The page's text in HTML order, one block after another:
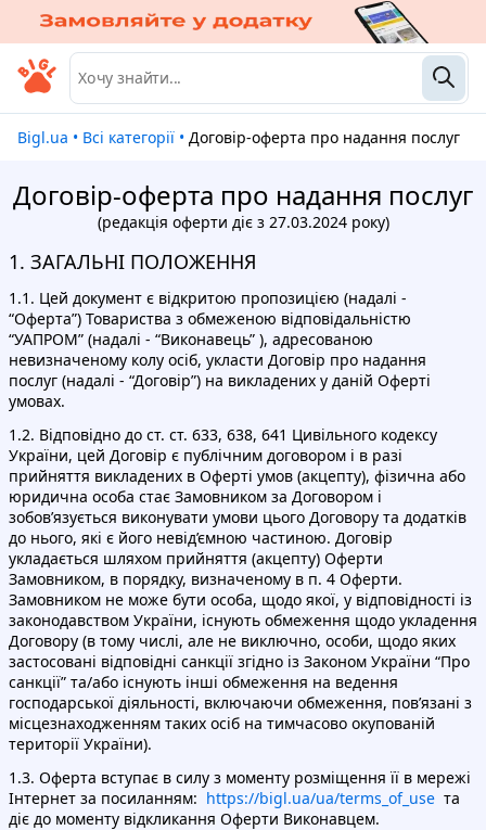
Bigl.ua • Всі категорії • Договір-оферта про надання послуг
Договір-оферта про надання послуг
(редакція оферти діє з 27.03.2024 року)
1. ЗАГАЛЬНІ ПОЛОЖЕННЯ
1.1. Цей документ є відкритою пропозицією (надалі -
“Оферта”) Товариства з обмеженою відповідальністю
“УАПРОМ” (надалі - “Виконавець” ), адресованою
невизначеному колу осіб, укласти Договір про надання
послуг (надалі - “Договір”) на викладених у даній Оферті
умовах.
1.2. Відповідно до ст. ст. 633, 638, 641 Цивільного кодексу
України, цей Договір є публічним договором і в разі
прийняття викладених в Оферті умов (акцепту), фізична або
юридична особа стає Замовником за Договором і
зобов’язується виконувати умови цього Договору та додатків
до нього, які є його невід’ємною частиною. Договір
укладається шляхом прийняття (акцепту) Оферти
Замовником, в порядку, визначеному в п. 4 Оферти.
Замовником не може бути особа, щодо якої, у відповідності із
законодавством України, існують обмеження щодо укладення
Договору (в тому числі, але не виключно, особи, щодо яких
застосовані відповідні санкції згідно із Законом України “Про
санкції” та/або існують інші обмеження на ведення
господарської діяльності, включаючи обмеження, пов’язані з
місцезнаходженням таких осіб на тимчасово окупованій
території України).
1.3. Оферта вступає в силу з моменту розміщення її в мережі
Інтернет за посиланням: https://bigl.ua/ua/terms_of_use та
діє до моменту відкликання Оферти Виконавцем.